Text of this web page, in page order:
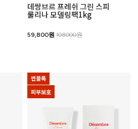
데쌍브르 프레쉬 그린 스피
룰리나 모델링팩1kg
59,800원 108000원
썬블록
피부보호